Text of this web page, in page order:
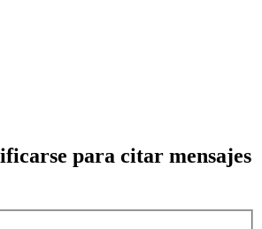
para citar mensajes